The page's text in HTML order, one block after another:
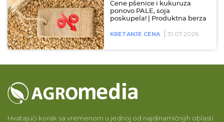
Cene pšenice i kukuruza
ponovo PALE, soja
poskupela! | Produktna berza
KRETANJE CENA 31.07.2026
Hvatajući korak sa vremenom u jednoj od najdinamičnijih oblasti